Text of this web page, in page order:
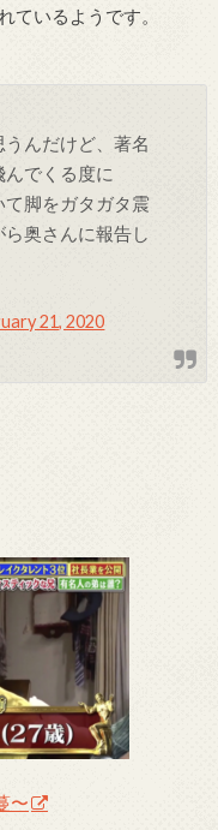
ているようです。
んだけど、著名
でくる度に
脚をガタガタ震
奥さんに報告し
21, 2020
〜